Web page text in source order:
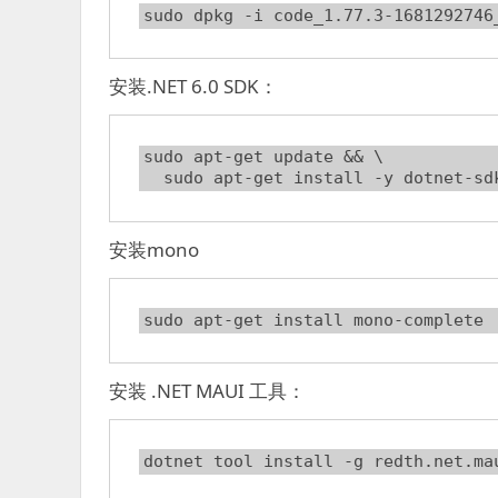
sudo dpkg -i code_1.77.3-
安装.NET 6.0 SDK：
sudo apt-get update && \
sudo apt-get install -y dotnet-
安装mono
sudo apt-get install mono-complete
安装 .NET MAUI 工具：